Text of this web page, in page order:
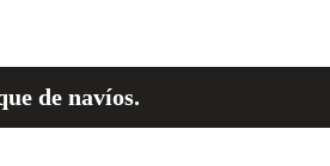
de navíos.